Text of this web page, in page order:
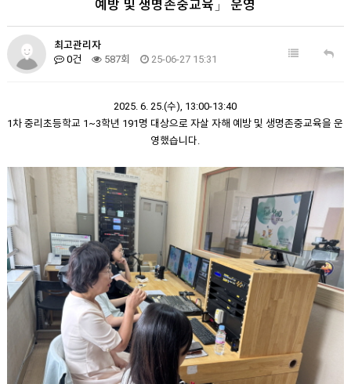
예방 및 생명존중교육」 운영
최고관리자
0건
587회 25-06-27 15:31
2025. 6. 25.(수), 13:00-13:40
1차 중리초등학교 1~3학년 191명 대상으로 자살 자해 예방 및 생명존중교육을 운
영했습니다.